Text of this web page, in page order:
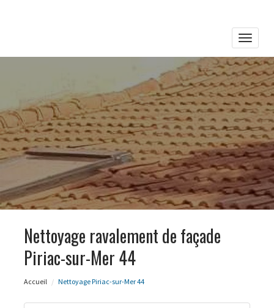
Toggle
Nettoyage ravalement de façade
Piriac-sur-Mer 44
Accueil Nettoyage Piriac-sur-Mer 44